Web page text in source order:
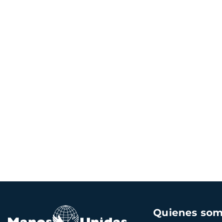
Navegación
principal
Quienes